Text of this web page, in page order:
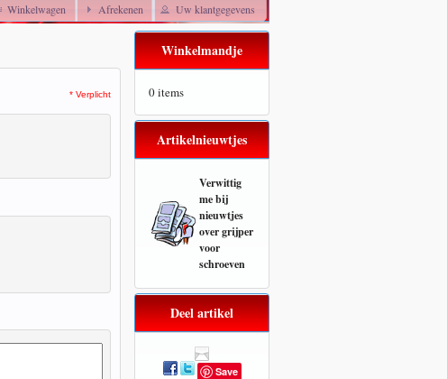
Winkelwagen Afrekenen Uw klantgegevens
* Verplicht
Winkelmandje
0 items
Artikelnieuwtjes
Verwittig
me bij
nieuwtjes
overgrijper
voor
schroeven
Deel artikel
Save